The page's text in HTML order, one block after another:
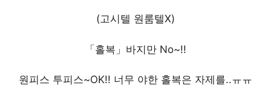
(고시텔 원룸텔X)
「홀복」바지만 No~!!
원피스 투피스~OK!! 너무 야한 홀복은 자제를..ㅠㅠ